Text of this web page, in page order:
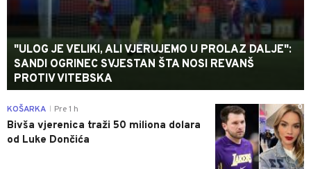
"ULOG JE VELIKI, ALI VJERUJEMO U PROLAZ DALJE":
SANDI OGRINEC SVJESTAN ŠTA NOSI REVANŠ
PROTIV VITEBSKA
0
KOŠARKA Pre 1 h
Bivša vjerenica traži 50 miliona dolara
od Luke Dončića